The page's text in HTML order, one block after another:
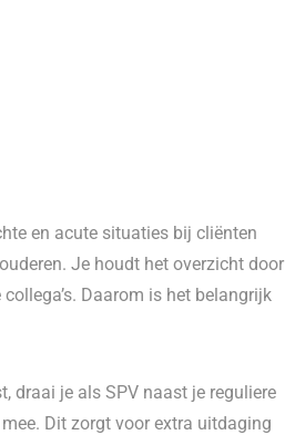
en acute situaties bij cliënten
Je houdt het overzicht door
Daarom is het belangrijk
draai je als SPV naast je reguliere
Dit zorgt voor extra uitdaging